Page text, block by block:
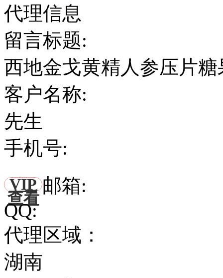
代理信息
留言标题:
西地金戈黄精人参压片糖
客户名称:
先生
手机号:
VIP
查看
邮箱:
QQ:
代理区域：
湖南